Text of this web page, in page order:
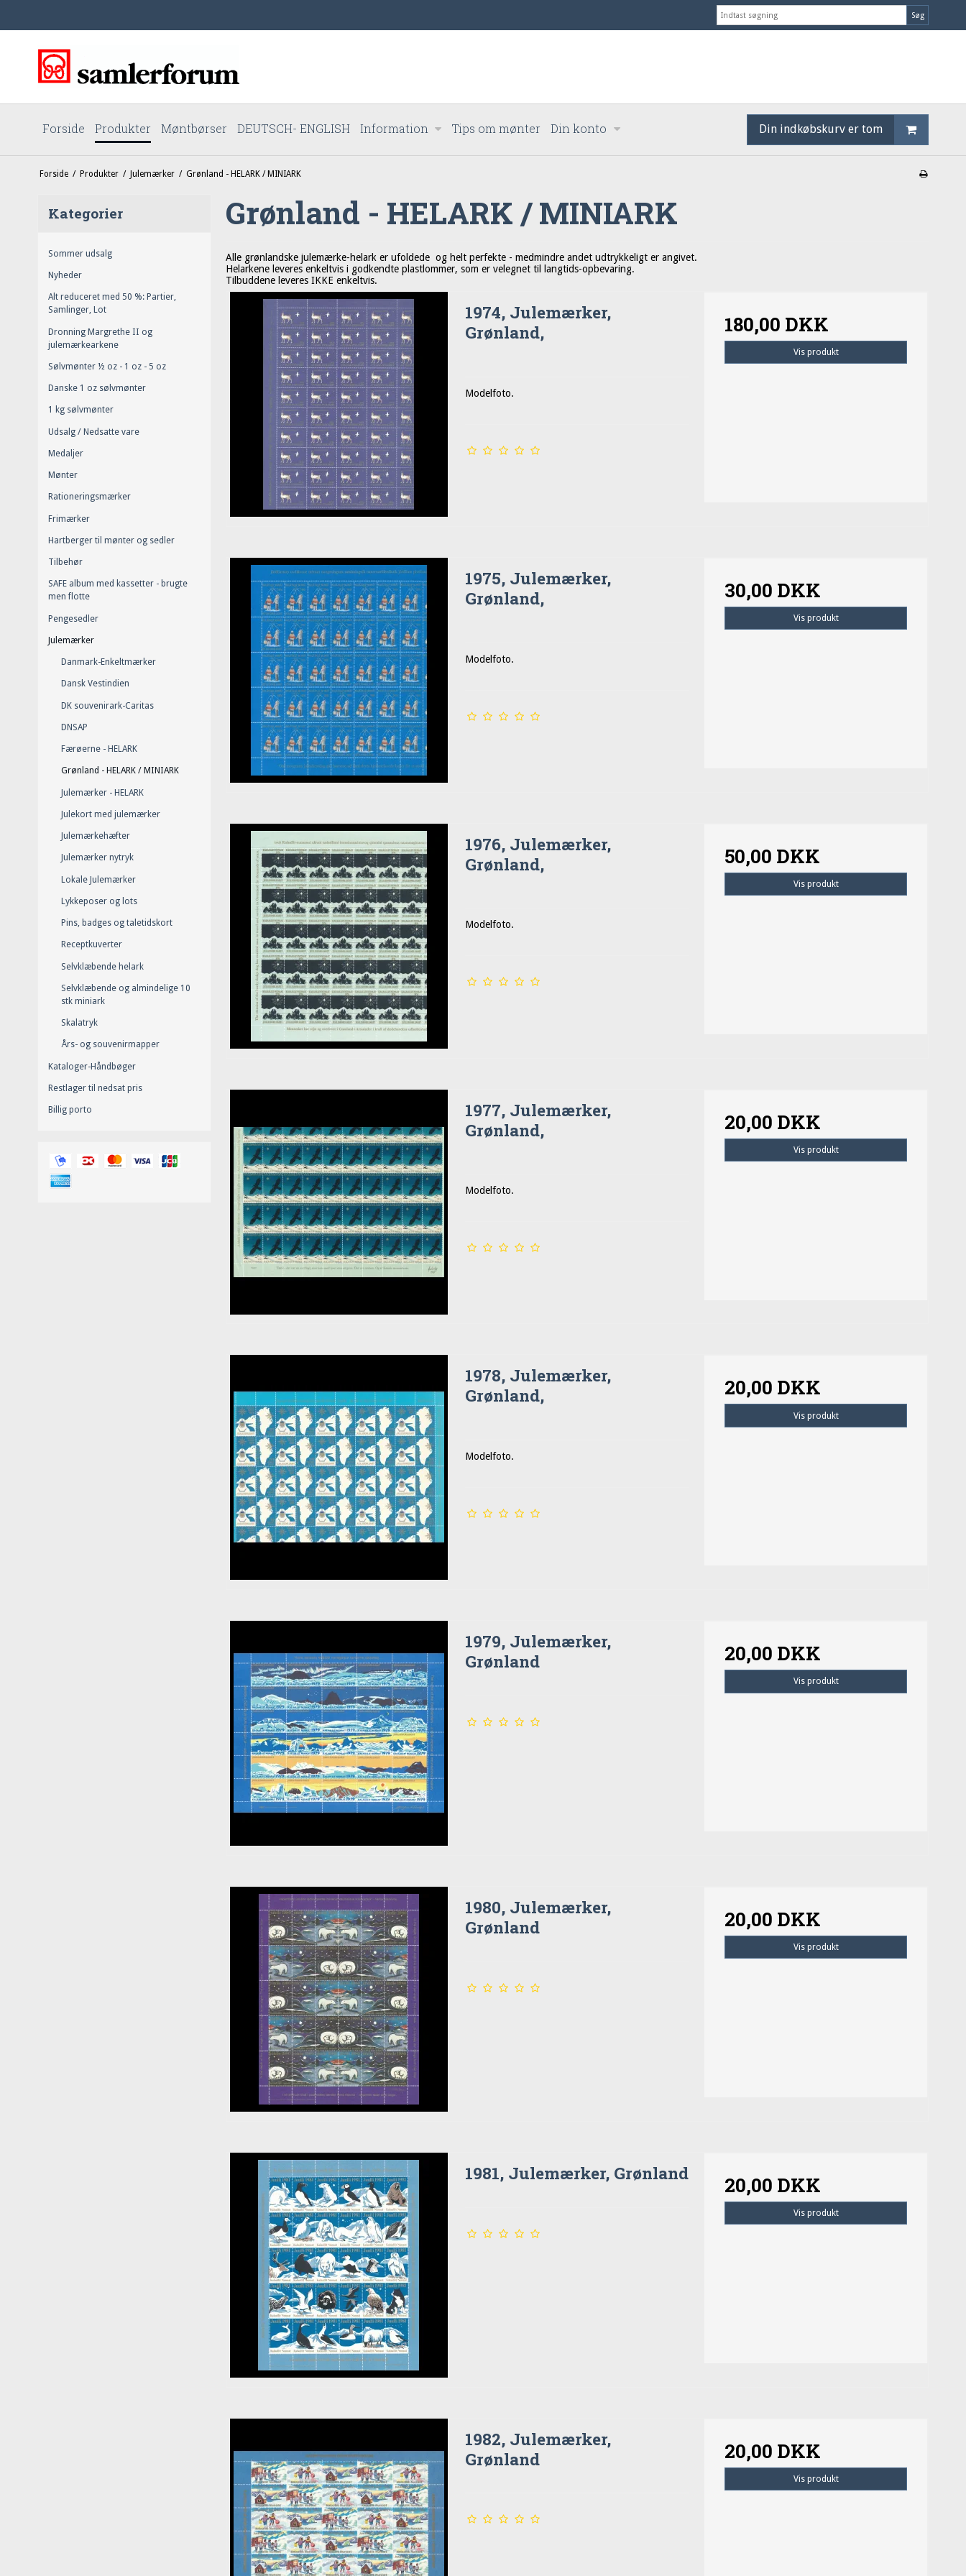
Søg
Forside Produkter Møntbørser DEUTSCH- ENGLISH Information Tips om mønter Din konto Din indkøbskurv er tom
Forside / Produkter / Julemærker / Grønland - HELARK / MINIARK
Kategorier
Sommer udsalg
Nyheder
Alt reduceret med 50 %: Partier,
Samlinger, Lot
Dronning Margrethe II og
julemærkearkene
Sølvmønter ½ oz - 1 oz - 5 oz
Danske 1 oz sølvmønter
1 kg sølvmønter
Udsalg / Nedsatte vare
Medaljer
Mønter
Rationeringsmærker
Frimærker
Hartberger til mønter og sedler
Tilbehør
SAFE album med kassetter - brugte
men flotte
Pengesedler
Julemærker
Danmark-Enkeltmærker
Dansk Vestindien
DK souvenirark-Caritas
DNSAP
Færøerne - HELARK
Grønland - HELARK / MINIARK
Julemærker - HELARK
Julekort med julemærker
Julemærkehæfter
Julemærker nytryk
Lokale Julemærker
Lykkeposer og lots
Pins, badges og taletidskort
Receptkuverter
Selvklæbende helark
Selvklæbende og almindelige 10
stk miniark
Skalatryk
Års- og souvenirmapper
Kataloger-Håndbøger
Restlager til nedsat pris
Billig porto
Grønland - HELARK / MINIARK
Alle grønlandske julemærke-helark er ufoldede og helt perfekte - medmindre andet udtrykkeligt er angivet.
Helarkene leveres enkeltvis i godkendte plastlommer, som er velegnet til langtids-opbevaring.
Tilbuddene leveres IKKE enkeltvis.
1974, Julemærker,
Grønland,
Modelfoto.
180,00 DKK
Vis produkt
1975, Julemærker,
Grønland,
Modelfoto.
30,00 DKK
Vis produkt
1976, Julemærker,
Grønland,
Modelfoto.
50,00 DKK
Vis produkt
1977, Julemærker,
Grønland,
Modelfoto.
20,00 DKK
Vis produkt
1978, Julemærker,
Grønland,
Modelfoto.
20,00 DKK
Vis produkt
1979, Julemærker,
Grønland
20,00 DKK
Vis produkt
1980, Julemærker,
Grønland
20,00 DKK
Vis produkt
1981, Julemærker, Grønland 20,00 DKK
Vis produkt
1982, Julemærker,
Grønland
20,00 DKK
Vis produkt